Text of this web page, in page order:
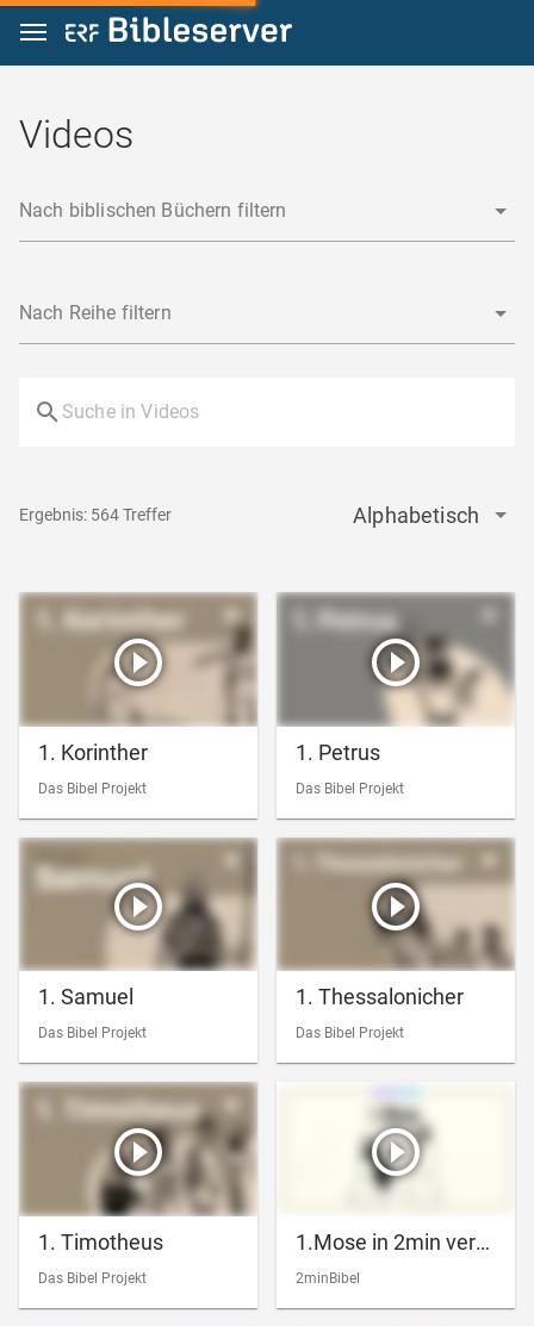
Zum Inhalt springen
Videos
Nach biblischen Büchern filtern
Nach Reihe filtern
Ergebnis: 564 Treffer Alphabetisch
1. Korinther
Das Bibel Projekt
1. Petrus
Das Bibel Projekt
1. Samuel
Das Bibel Projekt
1. Thessalonicher
Das Bibel Projekt
1. Timotheus
Das Bibel Projekt
1.Mose in 2min verstehen
2minBibel